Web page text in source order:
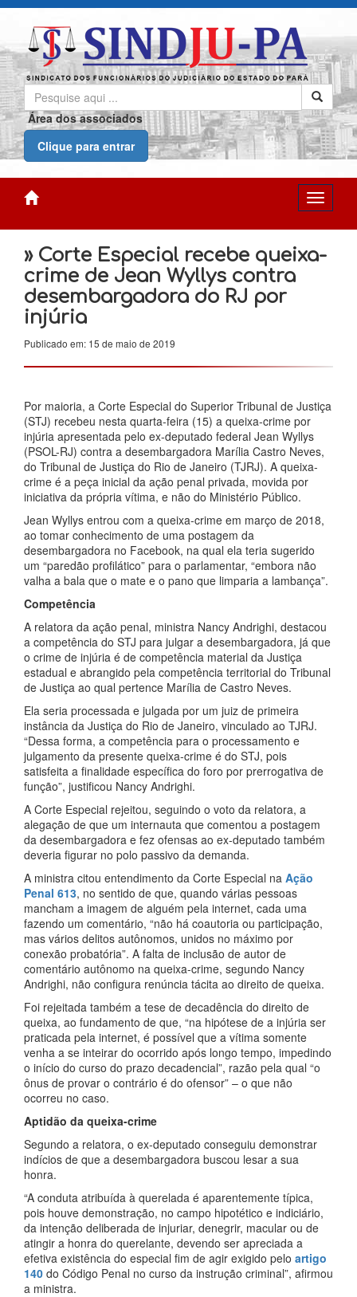
Área dos associados
Clique para entrar
» Corte Especial recebe queixa-
crime de Jean Wyllys contra
desembargadora do RJ por
injúria
Publicado em: 15 de maio de 2019
Por maioria, a Corte Especial do Superior Tribunal de Justiça
(STJ) recebeu nesta quarta-feira (15) a queixa-crime por
injúria apresentada pelo ex-deputado federal Jean Wyllys
(PSOL-RJ) contra a desembargadora Marília Castro Neves,
do Tribunal de Justiça do Rio de Janeiro (TJRJ). A queixa-
crime é a peça inicial da ação penal privada, movida por
iniciativa da própria vítima, e não do Ministério Público.
Jean Wyllys entrou com a queixa-crime em março de 2018,
ao tomar conhecimento de uma postagem da
desembargadora no Facebook, na qual ela teria sugerido
um “paredão profilático” para o parlamentar, “embora não
valha a bala que o mate e o pano que limparia a lambança”.
Competência
A relatora da ação penal, ministra Nancy Andrighi, destacou
a competência do STJ para julgar a desembargadora, já que
o crime de injúria é de competência material da Justiça
estadual e abrangido pela competência territorial do Tribunal
de Justiça ao qual pertence Marília de Castro Neves.
Ela seria processada e julgada por um juiz de primeira
instância da Justiça do Rio de Janeiro, vinculado ao TJRJ.
“Dessa forma, a competência para o processamento e
julgamento da presente queixa-crime é do STJ, pois
satisfeita a finalidade específica do foro por prerrogativa de
função”, justificou Nancy Andrighi.
A Corte Especial rejeitou, seguindo o voto da relatora, a
alegação de que um internauta que comentou a postagem
da desembargadora e fez ofensas ao ex-deputado também
deveria figurar no polo passivo da demanda.
A ministra citou entendimento da Corte Especial na Ação
Penal 613, no sentido de que, quando várias pessoas
mancham a imagem de alguém pela internet, cada uma
fazendo um comentário, “não há coautoria ou participação,
mas vários delitos autônomos, unidos no máximo por
conexão probatória”. A falta de inclusão de autor de
comentário autônomo na queixa-crime, segundo Nancy
Andrighi, não configura renúncia tácita ao direito de queixa.
Foi rejeitada também a tese de decadência do direito de
queixa, ao fundamento de que, “na hipótese de a injúria ser
praticada pela internet, é possível que a vítima somente
venha a se inteirar do ocorrido após longo tempo, impedindo
o início do curso do prazo decadencial”, razão pela qual “o
ônus de provar o contrário é do ofensor” – o que não
ocorreu no caso.
Aptidão da queixa-crime
Segundo a relatora, o ex-deputado conseguiu demonstrar
indícios de que a desembargadora buscou lesar a sua
honra.
“A conduta atribuída à querelada é aparentemente típica,
pois houve demonstração, no campo hipotético e indiciário,
da intenção deliberada de injuriar, denegrir, macular ou de
atingir a honra do querelante, devendo ser apreciada a
efetiva existência do especial fim de agir exigido pelo artigo
140 do Código Penal no curso da instrução criminal”, afirmou
a ministra.